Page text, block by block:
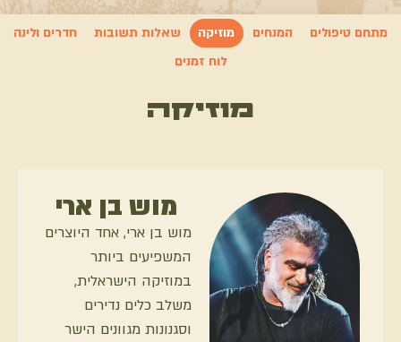
מתחם טיפולים המנחים מוזיקה שאלות תשובות
חדרים ולינה
לוח זמנים
מוזיקה
מוש בן ארי
מוש בן ארי, אחד היוצרים
המשפיעים ביותר
במוזיקה הישראלית,
משלב כלים נדירים
וסגנונות מגוונים הישר